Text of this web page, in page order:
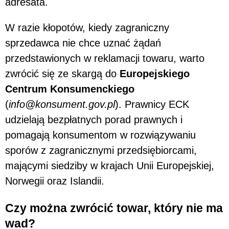
W razie kłopotów, kiedy zagraniczny
sprzedawca nie chce uznać żądań
przedstawionych w reklamacji towaru, warto
zwrócić się ze skargą do Europejskiego
Centrum Konsumenckiego
(info@konsument.gov.pl). Prawnicy ECK
udzielają bezpłatnych porad prawnych i
pomagają konsumentom w rozwiązywaniu
sporów z zagranicznymi przedsiębiorcami,
mającymi siedziby w krajach Unii Europejskiej,
Norwegii oraz Islandii.
Czy można zwrócić towar, który nie ma
wad?